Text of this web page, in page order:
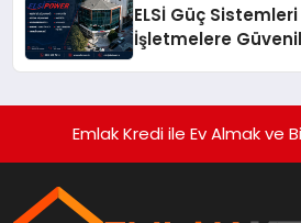
ELSİ Güç Sistemleri
İşletmelere
Emlak Kredi ile Ev Almak ve